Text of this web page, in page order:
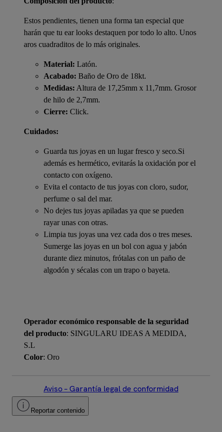
Estos pendientes, tienen una forma tan especial que
harán que tu ear looks destaquen por todo lo alto. Unos
aros cuadraditos de lo más originales.
Material: Latón.
Acabado: Baño de Oro de 18kt.
Medidas: Altura de 17,25mm x 11,7mm. Grosor
de hilo de 2,7mm.
Cierre: Click.
Cuidados:
Guarda tus joyas en un lugar fresco y seco.Si
además es hermético, evitarás la oxidación por el
contacto con oxígeno.
Evita el contacto de tus joyas con cloro, sudor,
perfume o sal del mar.
No dejes tus joyas apiladas ya que se pueden
rayar unas con otras.
Limpia tus joyas una vez cada dos o tres meses.
Sumerge las joyas en un bol con agua y jabón
durante diez minutos, frótalas con un paño de
algodón y sécalas con un trapo o bayeta.
Operador económico responsable de la seguridad
del producto: SINGULARU IDEAS A MEDIDA,
S.L
Color: Oro
Aviso – Garantía legal de conformidad
Reportar contenido